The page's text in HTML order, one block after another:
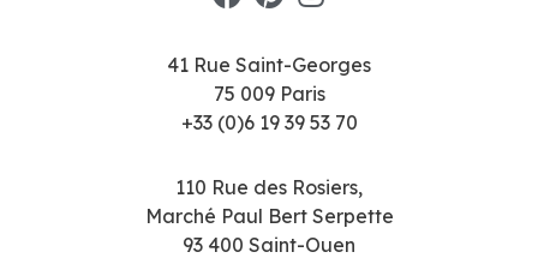
41 Rue Saint-Georges
75 009 Paris
+33 (0)6 19 39 53 70
110 Rue des Rosiers,
Marché Paul Bert Serpette
93 400 Saint-Ouen